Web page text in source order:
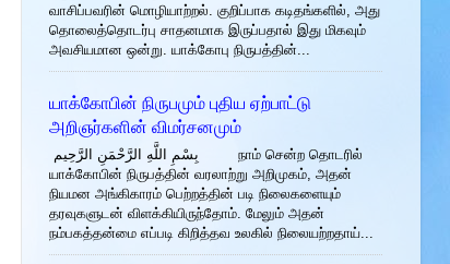
வாசிப்பவரின் மொழியாற்றல். குறிப்பாக கடிதங்களில், அது
தொலைத்தொடர்பு சாதனமாக இருப்பதால் இது மிகவும்
அவசியமான ஒன்று. யாக்கோபு நிருபத்தின்...
யாக்கோபின் நிருபமும் புதிய ஏற்பாட்டு
அறிஞர்களின் விமர்சனமும்
யாக்கோபின் நிருபத்தின் வரலாற்று அறிமுகம், அதன்
நியமன அங்கிகாரம் பெற்றத்தின் படி நிலைகளையும்
தரவுகளுடன் விளக்கியிருந்தோம். மேலும் அதன்
நம்பகத்தன்மை எப்படி கிறித்தவ உலகில் நிலையற்றதாய்...